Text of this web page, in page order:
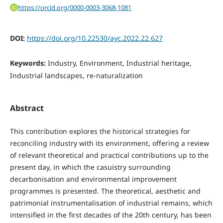
https://orcid.org/0000-0003-3068-1081
DOI: https://doi.org/10.22530/ayc.2022.22.627
Keywords: Industry, Environment, Industrial heritage,
Industrial landscapes, re-naturalization
Abstract
This contribution explores the historical strategies for
reconciling industry with its environment, offering a review
of relevant theoretical and practical contributions up to the
present day, in which the casuistry surrounding
decarbonisation and environmental improvement
programmes is presented. The theoretical, aesthetic and
patrimonial instrumentalisation of industrial remains, which
intensified in the first decades of the 20th century, has been